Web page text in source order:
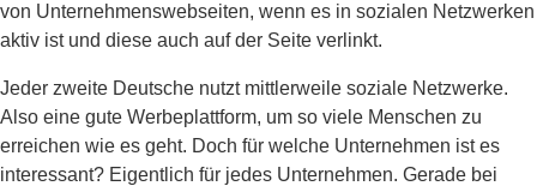
von Unternehmenswebseiten, wenn es in sozialen Netzwerken
aktiv ist und diese auch auf der Seite verlinkt.
Jeder zweite Deutsche nutzt mittlerweile soziale Netzwerke.
Also eine gute Werbeplattform, um so viele Menschen zu
erreichen wie es geht. Doch für welche Unternehmen ist es
interessant? Eigentlich für jedes Unternehmen. Gerade bei